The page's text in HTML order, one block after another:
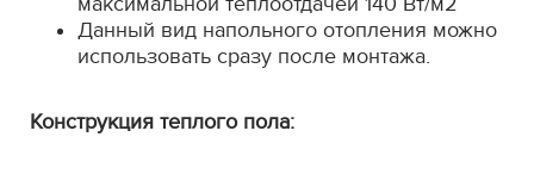
Данный вид напольного отопления можно
использовать сразу после монтажа.
Конструкция теплого пола: